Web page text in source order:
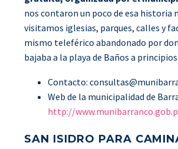
nos contaron un poco de esa historia
visitamos iglesias, parques, calles y
mismo teleférico abandonado por
bajaba a la playa de Baños a
Contacto:
Web de la municipalidad de
http://
SAN ISIDRO PARA